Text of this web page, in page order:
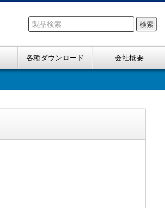
検索
各種ダウンロード 会社概要